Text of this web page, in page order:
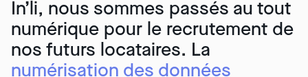
In’li, nous sommes passés au tout
numérique pour le recrutement de
nos futurs locataires. La
numérisation des données